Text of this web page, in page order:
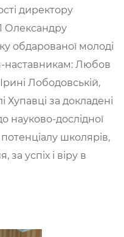
директору
Олександру
обдарованої молоді
наставникам: Любов
Лободовській,
за докладені
науково-дослідної
школярів,
за успіх і віру в